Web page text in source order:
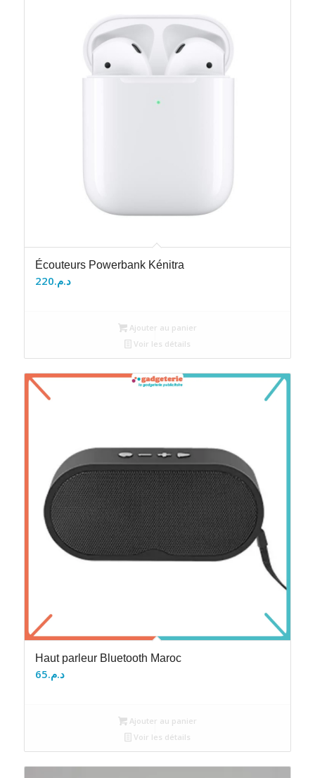
Écouteurs Powerbank Kénitra
د.م.220
Ajouter au panier
Voir les détails
Haut parleur Bluetooth Maroc
د.م.65
Ajouter au panier
Voir les détails